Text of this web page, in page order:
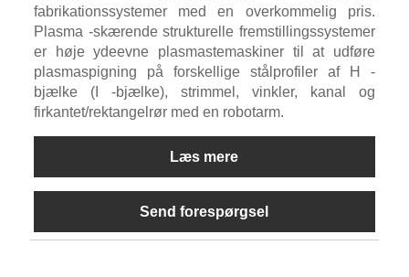
fabrikationssystemer med en overkommelig pris.
Plasma -skærende strukturelle fremstillingssystemer
er høje ydeevne plasmastemaskiner til at udføre
plasmaspigning på forskellige stålprofiler af H -
bjælke (I -bjælke), strimmel, vinkler, kanal og
firkantet/rektangelrør med en robotarm.
Læs mere
Send forespørgsel